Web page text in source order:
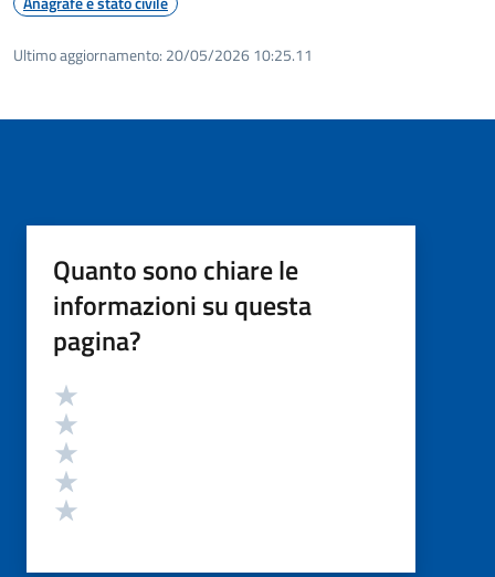
Ultimo aggiornamento: 20/05/2026 10:25.11
Quanto sono chiare le
informazioni su questa
pagina?
Valutazione